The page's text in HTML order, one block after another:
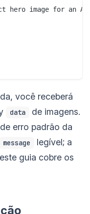
hero image for an
você receberá
data
de imagens.
erro padrão da
message
legível; a
guia cobre os